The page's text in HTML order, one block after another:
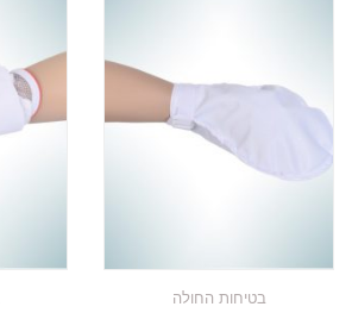
בטיחות החולה